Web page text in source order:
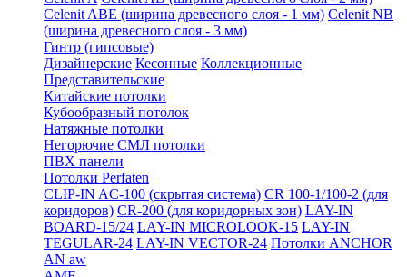
Celenit ABE (ширина древесного слоя - 1 мм) Celenit NB
(ширина древесного слоя - 3 мм)
Гинтр (гипсовые)
Дизайнерские Кесонные Коллекционные
Представительские
Китайские потолки
Кубообразный потолок
Натяжные потолки
Негорючие СМЛ потолки
ПВХ панели
Потолки Perfaten
CLIP-IN AC-100 (скрытая система) CR 100-1/100-2 (для
коридоров) CR-200 (для коридорных зон) LAY-IN
BOARD-15/24 LAY-IN MICROLOOK-15 LAY-IN
TEGULAR-24 LAY-IN VECTOR-24 Потолки ANCHOR
AN aw